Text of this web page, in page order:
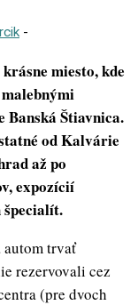
-
miesto, kde
Banská Štiavnica.
od Kalvárie
až po
expozícií
špecialít.
autom trvať
rezervovali cez
(pre dvoch